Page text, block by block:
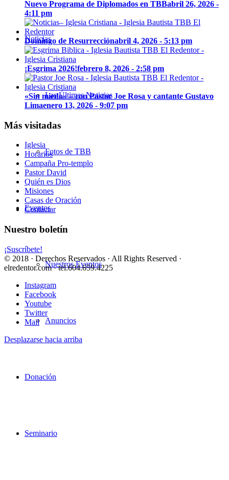
Noticias
Las Últimas Noticias
Fotos de TBB
Eventos
Nuestros Eventos
Anuncios
Donación
Seminario
Nuevo Programa de Diplomados en TBBabril 26, 2026 -
4:11 pm
Domingo de Resurrecciónabril 4, 2026 - 5:13 pm
¡Esgrima 2026!febrero 8, 2026 - 2:58 pm
«Sin miedo» – con Pastor Joe Rosa y cantante Gustavo
Limaenero 13, 2026 - 9:07 pm
Más visitadas
Iglesia
Horarios
Campaña Pro-templo
Pastor David
Quién es Dios
Misiones
Casas de Oración
Contactar
Nuestro boletín
¡Suscríbete!
© 2018 · Derechos Reservados · All Rights Reserved ·
elredentor.com · tel.604.659.4225
Instagram
Facebook
Youtube
Twitter
Mail
Desplazarse hacia arriba